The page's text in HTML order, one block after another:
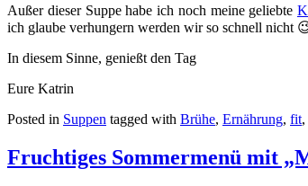
Außer dieser Suppe habe ich noch meine geliebte
ich glaube verhungern werden wir so schnell nicht
In diesem Sinne, genießt den Tag
Eure Katrin
Posted in Suppen tagged with Brühe, Ernährung, fit,
Fruchtiges Sommermenü mit